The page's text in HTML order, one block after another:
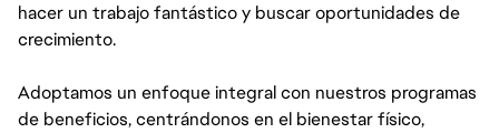
hacer un trabajo fantástico y buscar oportunidades de
crecimiento.
Adoptamos un enfoque integral con nuestros programas
de beneficios, centrándonos en el bienestar físico,